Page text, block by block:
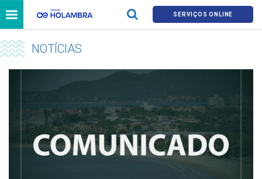
SERVIÇOS ONLINE
NOTÍCIAS